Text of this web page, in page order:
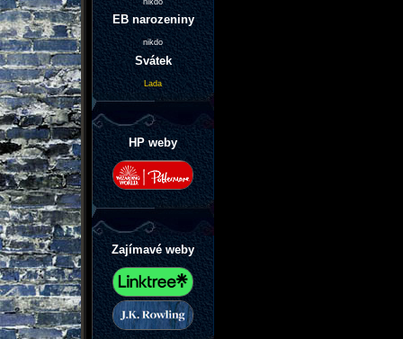
EB narozeniny
nikdo
Svátek
Lada
HP weby
Zajímavé weby